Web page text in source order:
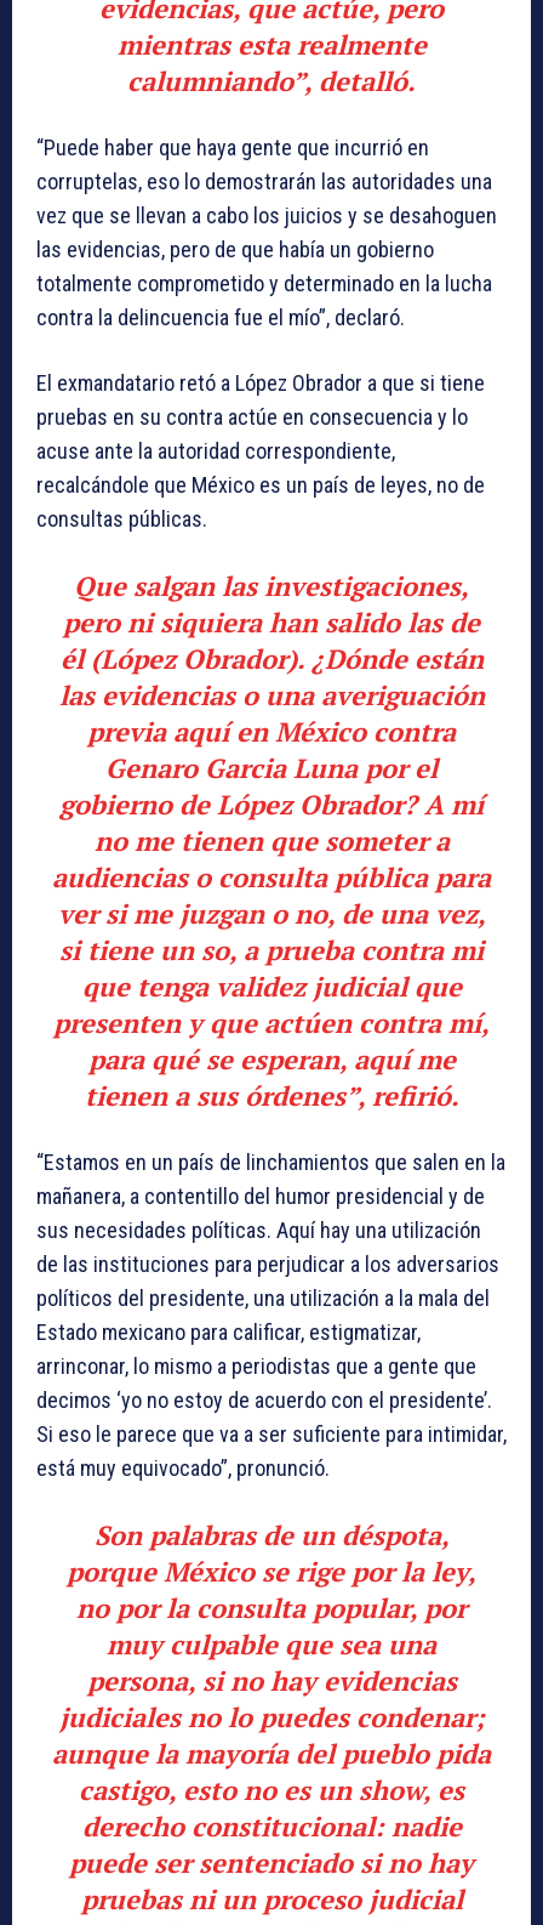
evidencias, que actúe, pero
mientras esta realmente
calumniando”, detalló.
“Puede haber que haya gente que incurrió en
corruptelas, eso lo demostrarán las autoridades una
vez que se llevan a cabo los juicios y se desahoguen
las evidencias, pero de que había un gobierno
totalmente comprometido y determinado en la lucha
contra la delincuencia fue el mío”, declaró.
El exmandatario retó a López Obrador a que si tiene
pruebas en su contra actúe en consecuencia y lo
acuse ante la autoridad correspondiente,
recalcándole que México es un país de leyes, no de
consultas públicas.
Que salgan las investigaciones,
pero ni siquiera han salido las de
él (López Obrador). ¿Dónde están
las evidencias o una averiguación
previa aquí en México contra
Genaro Garcia Luna por el
gobierno de López Obrador? A mí
no me tienen que someter a
audiencias o consulta pública para
ver si me juzgan o no, de una vez,
si tiene un so, a prueba contra mi
que tenga validez judicial que
presenten y que actúen contra mí,
para qué se esperan, aquí me
tienen a sus órdenes”, refirió.
“Estamos en un país de linchamientos que salen en la
mañanera, a contentillo del humor presidencial y de
sus necesidades políticas. Aquí hay una utilización
de las instituciones para perjudicar a los adversarios
políticos del presidente, una utilización a la mala del
Estado mexicano para calificar, estigmatizar,
arrinconar, lo mismo a periodistas que a gente que
decimos ‘yo no estoy de acuerdo con el presidente’.
Si eso le parece que va a ser suficiente para intimidar,
está muy equivocado”, pronunció.
Son palabras de un déspota,
porque México se rige por la ley,
no por la consulta popular, por
muy culpable que sea una
persona, si no hay evidencias
judiciales no lo puedes condenar;
aunque la mayoría del pueblo pida
castigo, esto no es un show, es
derecho constitucional: nadie
puede ser sentenciado si no hay
pruebas ni un proceso judicial